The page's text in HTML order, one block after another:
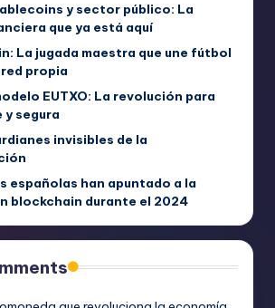
y sector público: La
que ya está aquí
La jugada maestra que une fútbol
red propia
EUTXO: La revolución para
y segura
invisibles de la
españolas han apuntado a la
blockchain durante el 2024